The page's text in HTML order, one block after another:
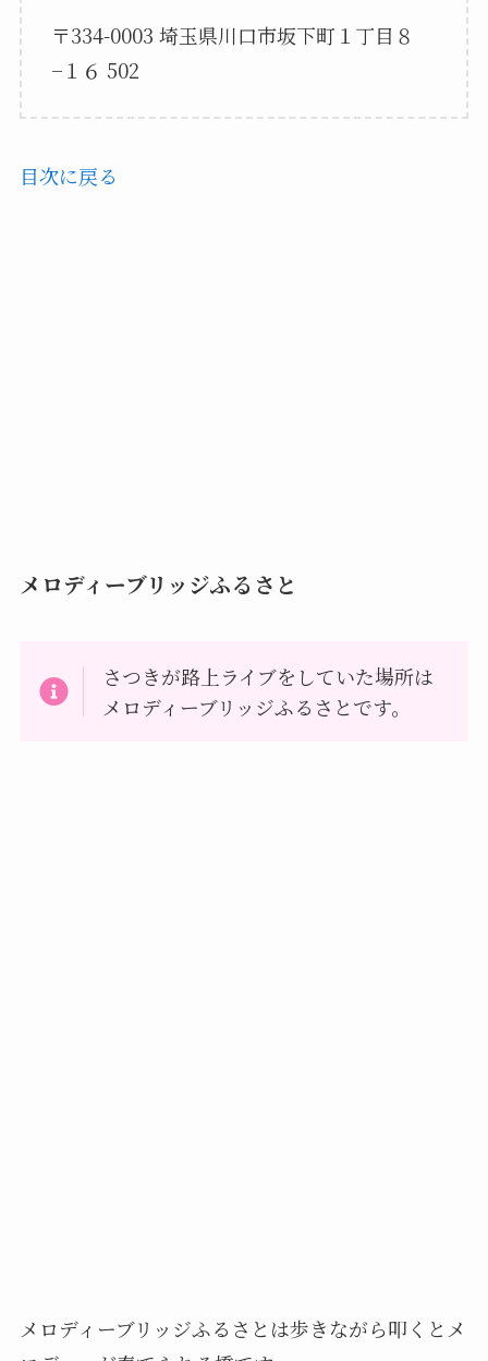
〒334-0003 埼玉県川口市坂下町１丁目８
−１６ 502
目次に戻る
メロディーブリッジふるさと
さつきが路上ライブをしていた場所は
メロディーブリッジふるさとです。
メロディーブリッジふるさとは歩きながら叩くとメ